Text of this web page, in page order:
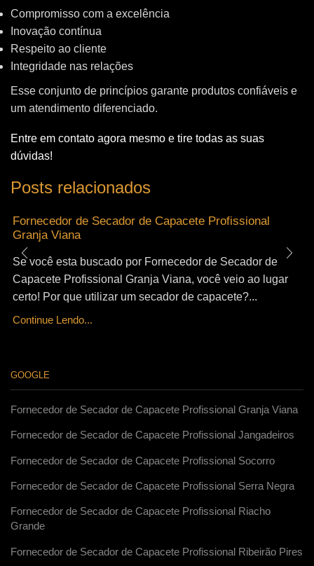
Compromisso com a excelência
Inovação contínua
Respeito ao cliente
Integridade nas relações
Esse conjunto de princípios garante produtos confiáveis e
um atendimento diferenciado.
Entre em contato agora mesmo e tire todas as suas
dúvidas!
Posts relacionados
Fornecedor de Secador de Capacete Profissional
Granja Viana
Se você esta buscado por Fornecedor de Secador de
Capacete Profissional Granja Viana, você veio ao lugar
certo! Por que utilizar um secador de capacete?...
Continue Lendo...
GOOGLE
Fornecedor de Secador de Capacete Profissional Granja Viana
Fornecedor de Secador de Capacete Profissional Jangadeiros
Fornecedor de Secador de Capacete Profissional Socorro
Fornecedor de Secador de Capacete Profissional Serra Negra
Fornecedor de Secador de Capacete Profissional Riacho
Grande
Fornecedor de Secador de Capacete Profissional Ribeirão Pires